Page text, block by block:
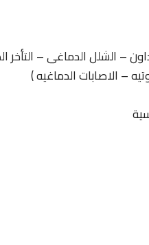
– الشلل الدماغى –
– الاصابات الدماغيه )